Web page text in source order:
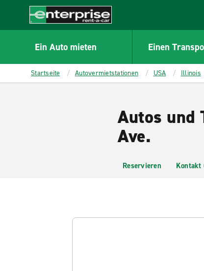
CONTENT
Enterprise
Ein Auto mieten Einen
Startseite Autovermietstationen USA Illinois
Autos und
Ave.
Reservieren Kontakt